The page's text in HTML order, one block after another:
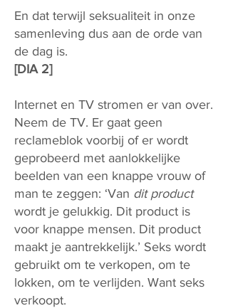
En dat terwijl seksualiteit in onze
samenleving dus aan de orde van
de dag is.
[DIA 2]
Internet en TV stromen er van over.
Neem de TV. Er gaat geen
reclameblok voorbij of er wordt
geprobeerd met aanlokkelijke
beelden van een knappe vrouw of
man te zeggen: ‘Van dit product
wordt je gelukkig. Dit product is
voor knappe mensen. Dit product
maakt je aantrekkelijk.’ Seks wordt
gebruikt om te verkopen, om te
lokken, om te verlijden. Want seks
verkoopt.